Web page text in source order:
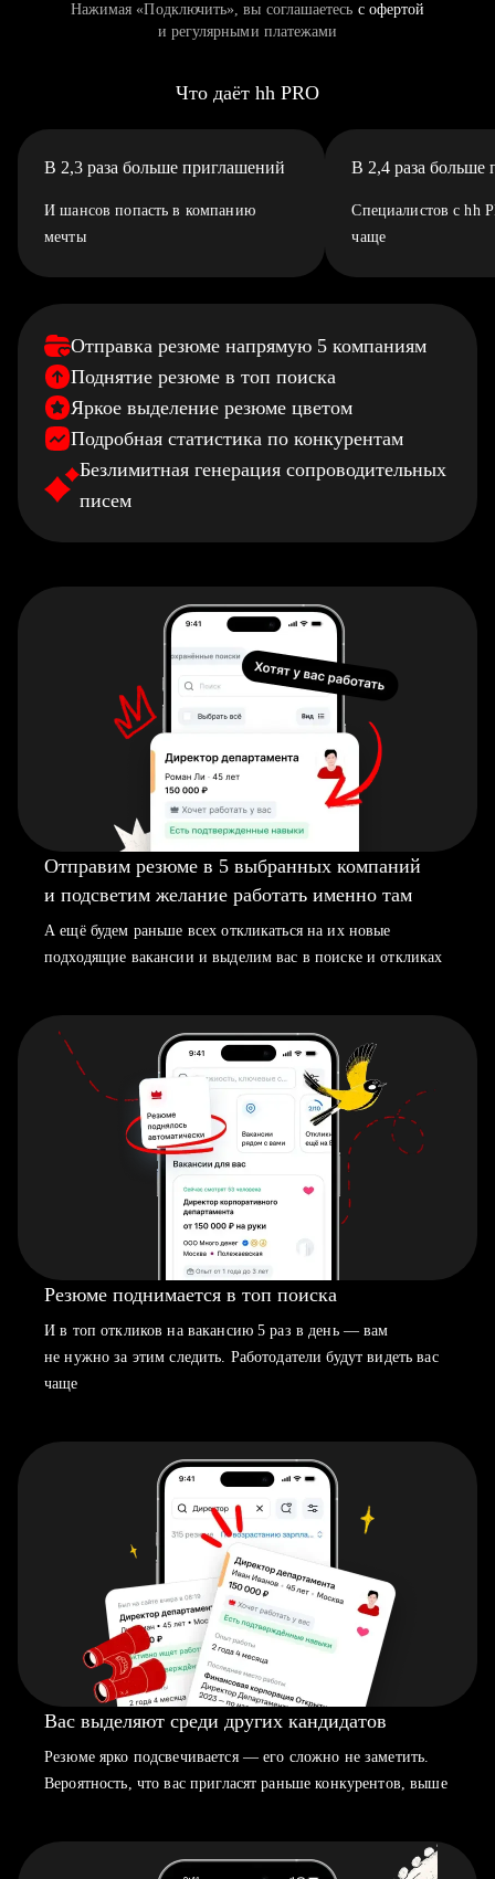
Нажимая «Подключить», вы соглашаетесь с офертой
и регулярными платежами
Что даёт hh PRO
В 2,3 раза больше приглашений
И шансов попасть в компанию
мечты
В 2,4 раза больше
Специалистов с hh
чаще
Отправка резюме напрямую 5 компаниям
Поднятие резюме в топ поиска
Яркое выделение резюме цветом
Подробная статистика по конкурентам
Безлимитная генерация сопроводительных
писем
Отправим резюме в 5 выбранных компаний
и подсветим желание работать именно там
А ещё будем раньше всех откликаться на их новые
подходящие вакансии и выделим вас в поиске и откликах
Резюме поднимается в топ поиска
И в топ откликов на вакансию 5 раз в день — вам
не нужно за этим следить. Работодатели будут видеть вас
чаще
Вас выделяют среди других кандидатов
Резюме ярко подсвечивается — его сложно не заметить.
Вероятность, что вас пригласят раньше конкурентов, выше